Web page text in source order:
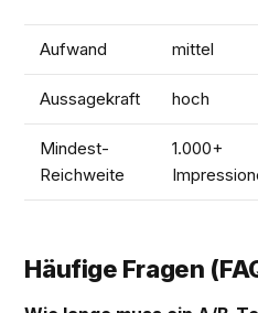
Aufwand mittel
Aussagekraft hoch
Mindest-
Reichweite
1.000+
Häufige Fragen